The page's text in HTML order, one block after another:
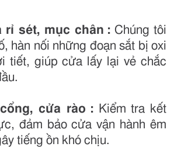
rỉ sét, mục chân : Chúng tôi
hàn nối những đoạn sắt bị oxi
tiết, giúp cửa lấy lại vẻ chắc
cửa rào : Kiểm tra kết
đảm bảo cửa vận hành êm
tiếng ồn khó chịu.